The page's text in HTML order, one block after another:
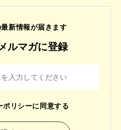
新情報が届きます
ルマガに登録
ポリシーに同意する